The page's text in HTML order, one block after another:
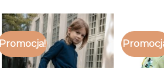
Promocja!